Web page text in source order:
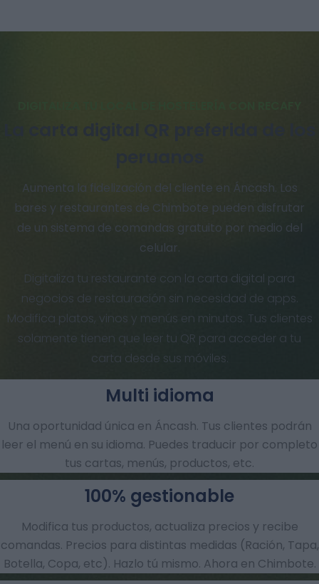
Aumenta la fidelización del cliente en Áncash. Los
bares y restaurantes de Chimbote pueden disfrutar
de un sistema de comandas gratuito por medio del
celular.
Digitaliza tu restaurante con la carta digital para
negocios de restauración sin necesidad de apps.
Modifica platos, vinos y menús en minutos. Tus clientes
solamente tienen que leer tu QR para acceder a tu
carta desde sus móviles.
Una oportunidad única en Áncash. Tus clientes podrán
leer el menú en su idioma. Puedes traducir por completo
tus cartas, menús, productos, etc.
Multi idioma
Modifica tus productos, actualiza precios y recibe
comandas.​ Precios para distintas medidas (Ración, Tapa,
Botella, Copa, etc). Hazlo tú mismo. Ahora en Chimbote.
100% gestionable